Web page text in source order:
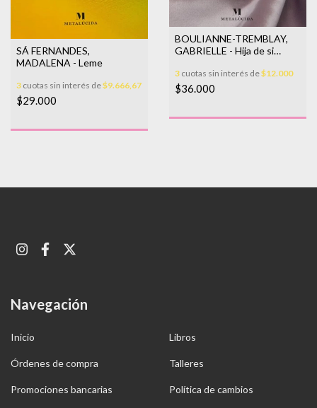
SÁ FERNANDES,
MADALENA - Leme
3 cuotas sin interés de$9.666,67
$29.000
BOULIANNE-TREMBLAY,
GABRIELLE - Hija de si
3 cuotas sin interés de$12.000
$36.000
Navegación
Inicio Libros
Órdenes de compra Talleres
Promociones bancarias Política de cambios